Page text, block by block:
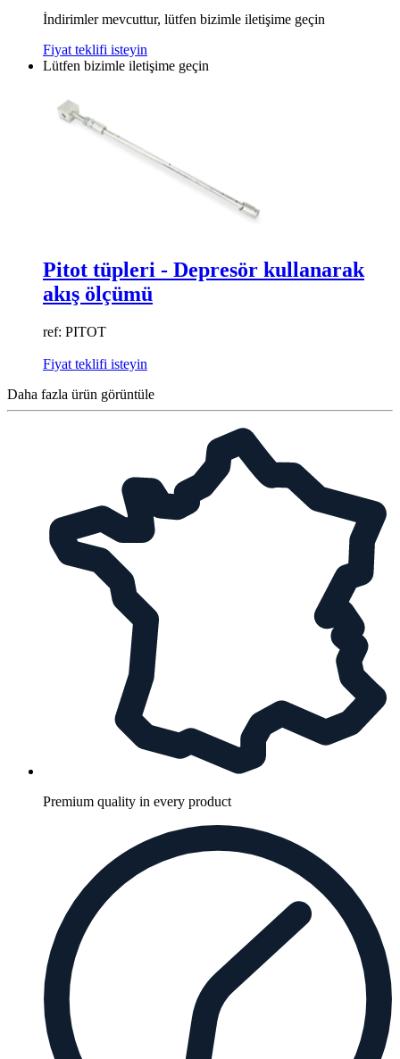
İndirimler mevcuttur, lütfen bizimle iletişime geçin
Fiyat teklifi isteyin
Lütfen bizimle iletişime geçin
Pitot tüpleri - Depresör kullanarak
akış ölçümü
ref: PITOT
Fiyat teklifi isteyin
Daha fazla ürün görüntüle
Premium quality in every product